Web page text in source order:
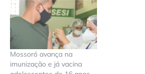
Mossoró avança na
imunização e já vacina